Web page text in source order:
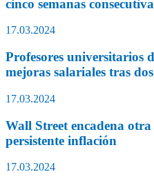
cinco semanas
17.03.2024
Profesores universitarios
mejoras salariales tras
17.03.2024
Wall Street encadena
persistente inflación
17.03.2024